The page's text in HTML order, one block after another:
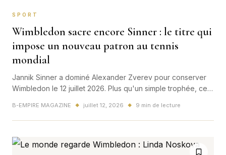
SPORT
Wimbledon sacre encore Sinner : le titre qui
impose un nouveau patron au tennis
mondial
Jannik Sinner a dominé Alexander Zverev pour conserver
Wimbledon le 12 juillet 2026. Plus qu'un simple trophée, ce
dans le tennis mondial.
B-EMPIRE MAGAZINE ◆ juillet 12, 2026 ◆ 9 min de lecture